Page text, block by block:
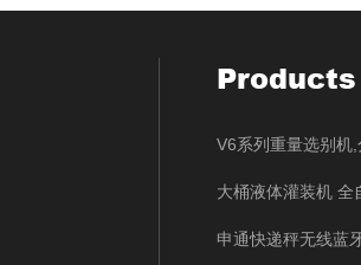
Products
V6系列重量选别机
大桶液体灌装机 全
申通快递秤无线蓝